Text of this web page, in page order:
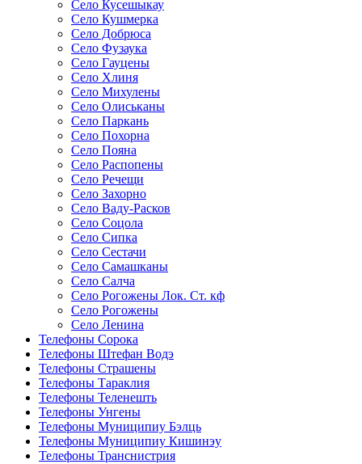
Село Кусешыкау
Село Кушмерка
Село Добрюса
Село Фузаука
Село Гауцены
Село Хлиня
Село Михулены
Село Олиськаны
Село Паркань
Село Похорна
Село Пояна
Село Распопены
Село Речещи
Село Захорно
Село Ваду-Расков
Село Соцола
Село Сипка
Село Сестачи
Село Самашканы
Село Салча
Село Рогожены Лок. Ст. кф
Село Рогожены
Село Ленина
Телефоны Сорока
Телефоны Штефан Водэ
Телефоны Страшены
Телефоны Тараклия
Телефоны Теленешть
Телефоны Унгены
Телефоны Муниципиу Бэлць
Телефоны Муниципиу Кишинэу
Телефоны Транснистрия